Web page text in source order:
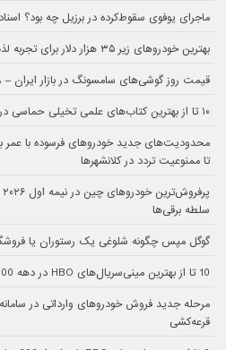
ماجرای یوفوی سقوط‌کرده در برزیل چه بود؟
بهترین خودروهای زیر ۳۵ هزار دلار برای تجربه لذت رانندگی در سال ۲۰۲۶
قیمت روز گوشی‌های سامسونگ در بازار ایران – ۱۸ مرداد ۱۴۰۵
۱۰ تا از بهترین کتاب‌های علمی تخیلی حماسی در تمام دوران
تا ممنوعیت تردد در کلانشهرها
سلطه برقی‌ها
گوگل مپس چگونه شلوغی یک رستوران یا
10 تا از بهترین مینی‌سریال‌های HBO در دهه 2000 میلادی
مرحله جدید فروش خودروهای وارداتی در
قرعه‌کشی